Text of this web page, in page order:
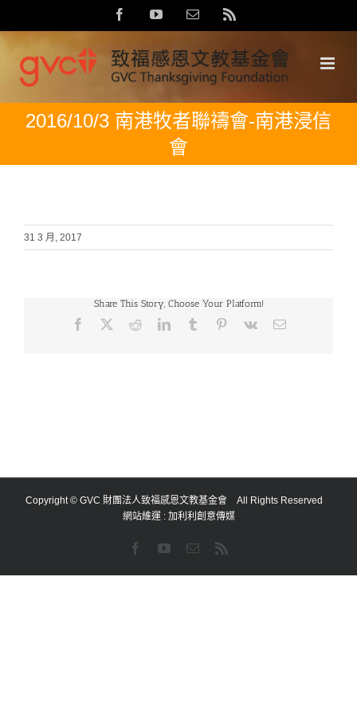
to
content
FacebookYouTubeEmail:
2016/10/3 南港牧者聯禱會-南港浸信
會
31 3 月, 2017
Share This Story, Choose Your Platform!
Facebook RedditLinkedInTumblr Pinterest
Vk Email:
Copyright © GVC 財團法人致福感恩文教基金會 All Rights Reserved
網站維運 : 加利利創意傳媒
FacebookYouTube
Email: